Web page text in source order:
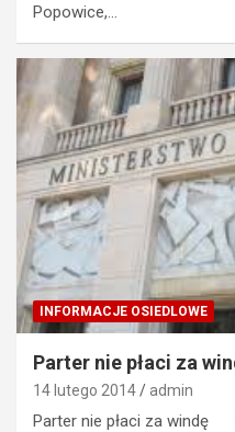
Popowice,…
INFORMACJE OSIEDLOWE
Parter nie płaci za
14 lutego 2014 admin
Parter nie płaci za windę